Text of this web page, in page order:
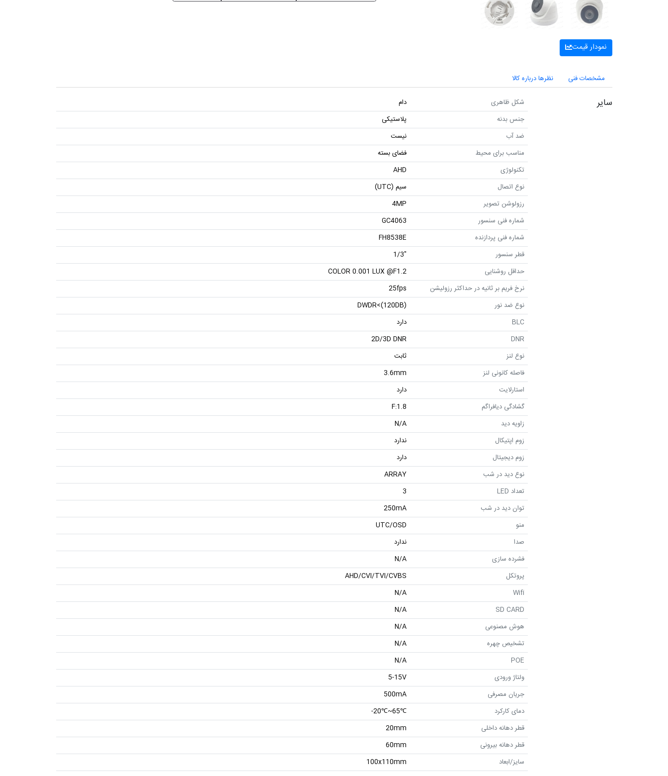
نمودار قیمت
مشخصات فنی نظرها درباره کالا
سایر شکل ظاهری
دام
جنس بدنه
پلاستیکی
ضد آب
نیست
مناسب برای محیط
فضای بسته
تکنولوژی
AHD
نوع اتصال
سیم (UTC)
رزولوشن تصویر
4MP
شماره فنی سنسور
GC4063
شماره فنی پردازنده
FH8538E
قطر سنسور
"1/3
حداقل روشنایی
COLOR 0.001 LUX @F1.2
نرخ فریم بر ثانیه در حداکثر رزولیشن
25fps
نوع ضد نور
DWDR<(120DB)
BLC
دارد
DNR
2D/3D DNR
نوع لنز
ثابت
فاصله کانونی لنز
3.6mm
استارلایت
دارد
گشادگی دیافراگم
F:1.8
زاویه دید
N/A
زوم اپتیکال
ندارد
زوم دیجیتال
دارد
نوع دید در شب
ARRAY
تعداد LED
3
توان دید در شب
250mA
منو
UTC/OSD
صدا
ندارد
فشرده سازی
N/A
پروتکل
AHD/CVI/TVI/CVBS
Wifi
N/A
SD CARD
N/A
هوش مصنوعی
N/A
تشخیص چهره
N/A
POE
N/A
ولتاژ ورودی
5-15V
جریان مصرفی
500mA
دمای کارکرد
℃65~℃20-
قطر دهانه داخلی
20mm
قطر دهانه بیرونی
60mm
سایز/ابعاد
100x110mm